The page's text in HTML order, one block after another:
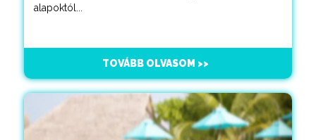
alapoktól...
TOVÁBB OLVASOM >>